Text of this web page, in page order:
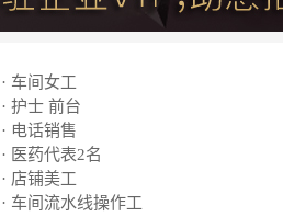
· 车间女工
· 护士 前台
· 电话销售
· 医药代表2名
· 店铺美工
· 车间流水线操作工